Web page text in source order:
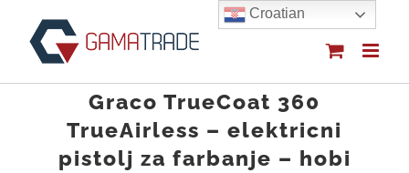
content
Graco TrueCoat 360
TrueAirless – elektricni
pistolj za farbanje – hobi
Croatian